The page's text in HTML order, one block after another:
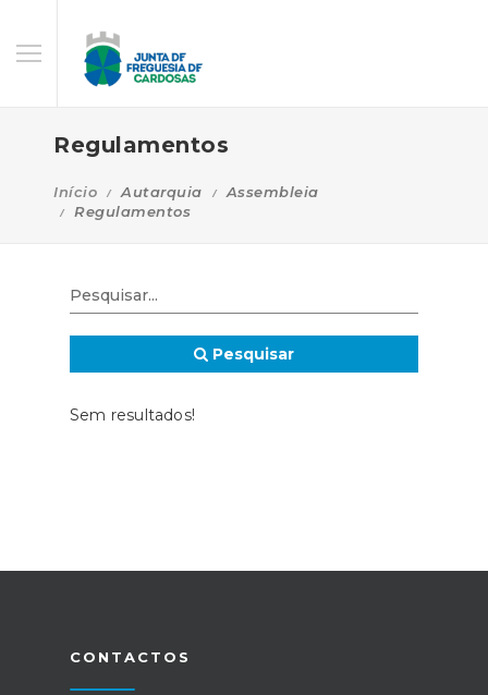
Regulamentos
Início Autarquia
Assembleia
Regulamentos
Pesquisar
Sem resultados!
CONTACTOS